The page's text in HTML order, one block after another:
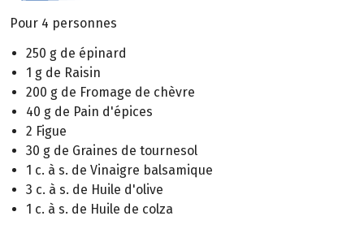
Pour 4 personnes
250 g de épinard
1 g de Raisin
200 g de Fromage de chèvre
40 g de Pain d'épices
2 Figue
30 g de Graines de tournesol
1 c. à s. de Vinaigre balsamique
3 c. à s. de Huile d'olive
1 c. à s. de Huile de colza